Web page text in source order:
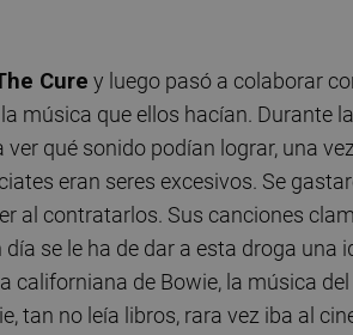
Cure y luego pasó a colaborar
música que ellos hacían. Durante
qué sonido podían lograr, una
eran seres excesivos. Se
al contratarlos. Sus canciones
se le ha de dar a esta droga una
californiana de Bowie, la música
tan no leía libros, rara vez iba al